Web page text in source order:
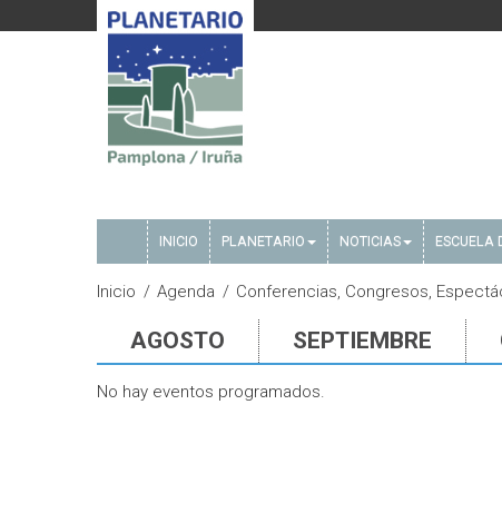
INICIO PLANETARIO NOTICIAS ESCUELA
Inicio Agenda Conferencias, Congresos,
AGOSTO SEPTIEMBRE
No hay eventos programados.